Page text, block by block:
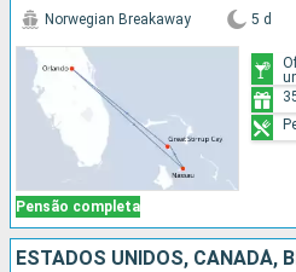
Pensão completa
Norwegian Breakaway 5 d
ESTADOS UNIDOS, CANADÁ,